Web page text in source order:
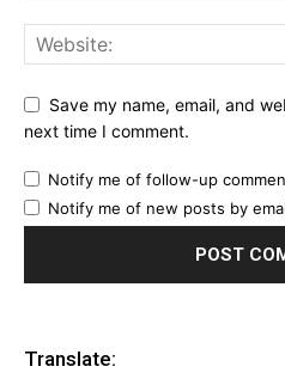
Save my name, email, and
next time I comment.
Notify me of follow-up
Notify me of new posts by
Translate: